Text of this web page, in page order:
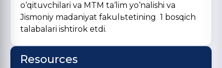
o‘qituvchilari va MTM ta‘lim yo‘nalishi va
Jismoniy madaniyat fakulьtetining 1 bosqich
talabalari ishtirok etdi.
Resources